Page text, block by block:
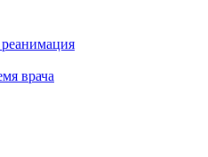
врача